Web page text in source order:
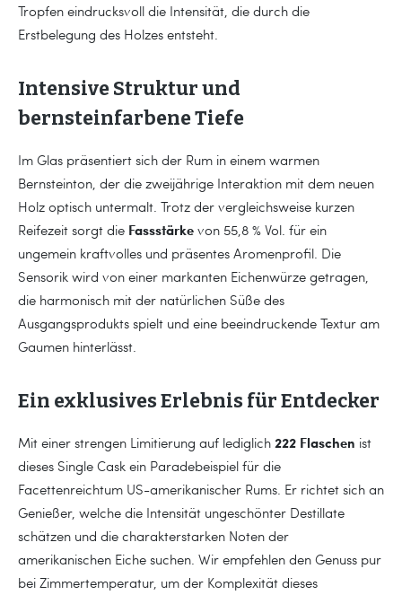
Tropfen eindrucksvoll die Intensität, die durch die
Erstbelegung des Holzes entsteht.
Intensive Struktur und
bernsteinfarbene Tiefe
Im Glas präsentiert sich der Rum in einem warmen
Bernsteinton, der die zweijährige Interaktion mit dem neuen
Holz optisch untermalt. Trotz der vergleichsweise kurzen
Reifezeit sorgt die Fassstärke von 55,8 % Vol. für ein
ungemein kraftvolles und präsentes Aromenprofil. Die
Sensorik wird von einer markanten Eichenwürze getragen,
die harmonisch mit der natürlichen Süße des
Ausgangsprodukts spielt und eine beeindruckende Textur am
Gaumen hinterlässt.
Ein exklusives Erlebnis für Entdecker
Mit einer strengen Limitierung auf lediglich 222 Flaschen ist
dieses Single Cask ein Paradebeispiel für die
Facettenreichtum US-amerikanischer Rums. Er richtet sich an
Genießer, welche die Intensität ungeschönter Destillate
schätzen und die charakterstarken Noten der
amerikanischen Eiche suchen. Wir empfehlen den Genuss pur
bei Zimmertemperatur, um der Komplexität dieses